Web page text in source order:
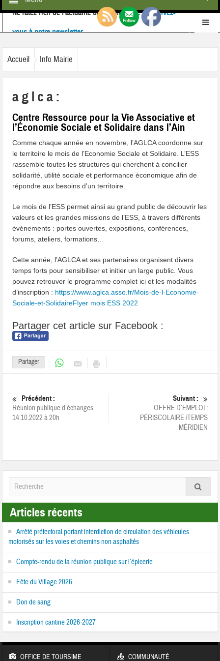
Ne ratez rien de l'actualité de la commune :inscrivez-
vous à notre newsletter
Retrouvez-nous également surFacebook
Accueil
Info Mairie
a g l c a :
Centre Ressource pour la Vie Associative et
l’Économie Sociale et Solidaire dans l’Ain
Comme chaque année en novembre, l’AGLCA coordonne sur
le territoire le mois de l’Economie Sociale et Solidaire. L’ESS
rassemble toutes les structures qui cherchent à concilier
solidarité, utilité sociale et performance économique afin de
répondre aux besoins d’un territoire.
Le mois de l’ESS permet ainsi au grand public de découvrir les
valeurs et les grandes missions de l’ESS, à travers différents
événements : portes ouvertes, expositions, conférences,
forums, ateliers, formations…
Cette année, l’AGLCA et ses partenaires organisent divers
temps forts pour sensibiliser et initier un large public. Vous
pouvez retrouver le programme complet ici et les modalités
d’inscription : https://www.aglca.asso.fr/Mois-de-l-Economie-
Sociale-et-SolidaireFlyer mois ESS 2022
Partager cet article sur Facebook :
Partager
Précédent :
Réunion publique d’échanges
14.10.2022 à 20h
Suivant :
OFFRE D’EMPLOI :
PÉRISCOLAIRE /TEMPS
MÉRIDIEN
Articles récents
Arrêté préfectoral portant interdiction de circulation des véhicules
motorisés sur les voies et chemins non asphaltés
Compte-rendu de la réunion publique sur l’épicerie
Fête du Village 2026
Don de sang
Inscription cantine 2026-2027
OFFICE DE TOURSIME COMMUNAUTÉ